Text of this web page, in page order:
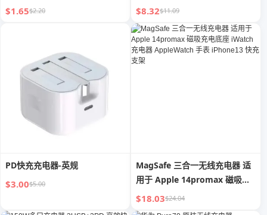
Watchfree磁吸充电底座NFC版
$1.65$2.20 $8.32$11.09
PD快充充电器-英规
$3.00$5.00
MagSafe 三合一无线充电器 适
用于 Apple 14promax 磁吸充
电底座 iWatch 充电器
AppleWatch 手表 iPhone13
$18.03$24.04